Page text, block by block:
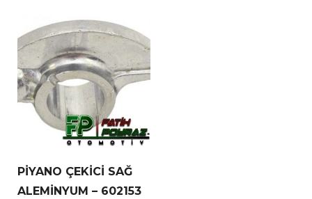
PİYANO ÇEKİCİ SAĞ
ALEMİNYUM – 602153